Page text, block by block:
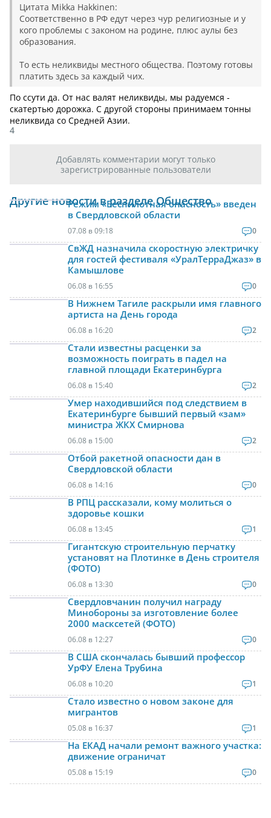
Цитата Mikka Hakkinen:
Соответственно в РФ едут через чур религиозные и у
кого проблемы с законом на родине, плюс аулы без
образования.
То есть неликвиды местного общества. Поэтому готовы
платить здесь за каждый чих.
По ссути да. От нас валят неликвиды, мы радуемся -
скатертью дорожка. С другой стороны принимаем тонны
неликвида со Средней Азии.
4
Добавлять комментарии могут только
зарегистрированные пользователи
Другие новости в разделе Общество
Режим «Беспилотная опасность» введен
в Свердловской области
07.08 в 09:18 0
СвЖД назначила скоростную электричку
для гостей фестиваля «УралТерраДжаз» в
Камышлове
06.08 в 16:55 0
В Нижнем Тагиле раскрыли имя главного
артиста на День города
06.08 в 16:20 2
Стали известны расценки за
возможность поиграть в падел на
главной площади Екатеринбурга
06.08 в 15:40 2
Умер находившийся под следствием в
Екатеринбурге бывший первый «зам»
министра ЖКХ Смирнова
06.08 в 15:00 2
Отбой ракетной опасности дан в
Свердловской области
06.08 в 14:16 0
В РПЦ рассказали, кому молиться о
здоровье кошки
06.08 в 13:45 1
Гигантскую строительную перчатку
установят на Плотинке в День строителя
(ФОТО)
06.08 в 13:30 0
Свердловчанин получил награду
Минобороны за изготовление более
2000 масксетей (ФОТО)
06.08 в 12:27 0
В США скончалась бывший профессор
УрФУ Елена Трубина
06.08 в 10:20 1
Стало известно о новом законе для
мигрантов
05.08 в 16:37 1
На ЕКАД начали ремонт важного участка:
движение ограничат
05.08 в 15:19 0